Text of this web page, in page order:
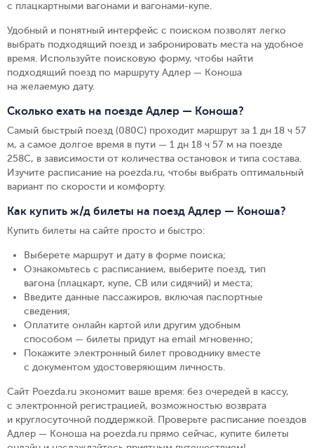
с плацкартными вагонами и вагонами-купе.
Удобный и понятный интерфейс с поиском позволят легко
выбрать подходящий поезд и забронировать места на удобное
время. Используйте поисковую форму, чтобы найти
подходящий поезд по маршруту Адлер — Коноша
на желаемую дату.
Сколько ехать на поезде Адлер — Коноша?
Самый быстрый поезд (080С) проходит маршрут за 1 дн 18 ч 57
м, а самое долгое время в пути — 1 дн 18 ч 57 м на поезде
258С, в зависимости от количества остановок и типа состава.
Изучите расписание на poezda.ru, чтобы выбрать оптимальный
вариант по скорости и комфорту.
Как купить ж/д билеты на поезд Адлер — Коноша?
Купить билеты на сайте просто и быстро:
Выберете маршрут и дату в форме поиска;
Ознакомьтесь с расписанием, выберите поезд, тип
вагона (плацкарт, купе, СВ или сидячий) и места;
Введите данные пассажиров, включая паспортные
сведения;
Оплатите онлайн картой или другим удобным
способом — билеты придут на email мгновенно;
Покажите электронный билет проводнику вместе
с документом удостоверяющим личность.
Сайт Poezda.ru экономит ваше время: без очередей в кассу,
с электронной регистрацией, возможностью возврата
и круглосуточной поддержкой. Проверьте расписание поездов
Адлер — Коноша на poezda.ru прямо сейчас, купите билеты